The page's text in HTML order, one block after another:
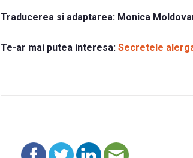
Traducerea si adaptarea: Monica
Te-ar mai putea interesa: Secretele